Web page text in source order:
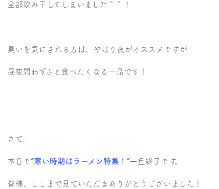
全部飲み干してしまいました＾＾！
臭いを気にされる方は、やはり夜がオススメですが
昼夜問わずふと食べたくなる一品です！
さて、
本日で”寒い時期はラーメン特集！”一旦終了です。
皆様、ここまで見ていただきありがとうございました！